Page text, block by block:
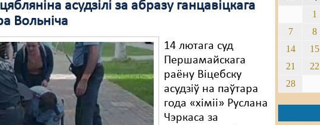
асудзілі за абразу ганцавіцкага
Вольніча
14 лютага суд
Першамайскага
раёну Віцебску
асудзіў на паўтара
года «хіміі» Руслана
Чэркаса за
1
7
8
14
15
21
22
28